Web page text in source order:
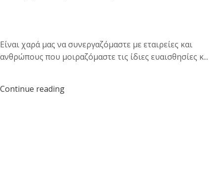
Είναι χαρά μας να συνεργαζόμαστε με εταιρείες και
ανθρώπους που μοιραζόμαστε τις ίδιες ευαισθησίες κ...
Continue reading